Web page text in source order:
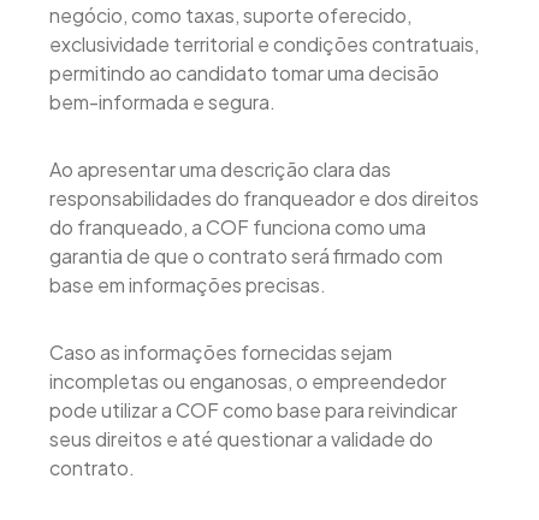
negócio, como taxas, suporte oferecido,
exclusividade territorial e condições contratuais,
permitindo ao candidato tomar uma decisão
bem-informada e segura.
Ao apresentar uma descrição clara das
responsabilidades do franqueador e dos direitos
do franqueado, a COF funciona como uma
garantia de que o contrato será firmado com
base em informações precisas.
Caso as informações fornecidas sejam
incompletas ou enganosas, o empreendedor
pode utilizar a COF como base para reivindicar
seus direitos e até questionar a validade do
contrato.